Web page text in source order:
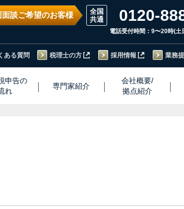
面談ご希望のお客様 0120-
電話受付時間：9〜20時(土
ある質問 税理士の方 採用情報 業務
申告の
れ
専門家紹介
会社概要/
拠点紹介